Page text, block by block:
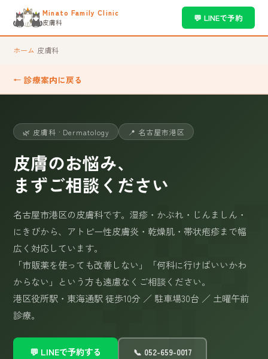
Minato Family Clinic
皮膚科
💬 LINEで予約
ホーム 皮膚科
← 診療案内に戻る
🌿 皮膚科 · Dermatology 📍 名古屋市港区
皮膚のお悩み、
まずご相談ください
名古屋市港区の皮膚科です。湿疹・かぶれ・じんましん・
にきびから、アトピー性皮膚炎・乾燥肌・帯状疱疹まで幅
広く対応しています。
「市販薬を使っても改善しない」「何科に行けばいいかわ
からない」という方も遠慮なくご相談ください。
港区役所駅・東海通駅 徒歩10分 ／ 駐車場30台 ／ 土曜午前
診療。
💬 LINEで予約する 📞 052-659-0017